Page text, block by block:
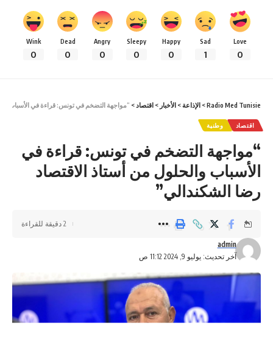
Love
0
Sad
1
Happy
0
Sleepy
0
Angry
0
Dead
0
Wink
0
Radio Med Tunisie
> الإذاعة> الأخبار > اقتصاد> “مواجهة التضخم في تونس: قراءة في الأسباب
اقتصاد وطنية
“مواجهة التضخم في تونس: قراءة في
الأسباب والحلول من أستاذ الاقتصاد
رضا الشكندالي”
آخر تحديث: يوليو 9, 2024 11:12 ص
admin
2 دقيقة للقراءة